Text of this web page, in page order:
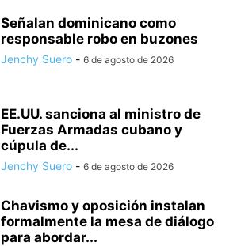
Señalan dominicano como
responsable robo en buzones
Jenchy Suero - 6 de agosto de 2026
EE.UU. sanciona al ministro de
Fuerzas Armadas cubano y
cúpula de...
Jenchy Suero - 6 de agosto de 2026
Chavismo y oposición instalan
formalmente la mesa de diálogo
para abordar...